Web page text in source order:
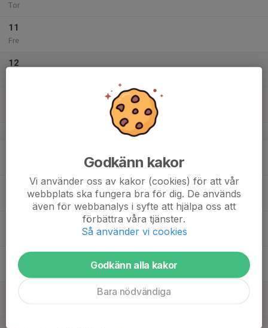
Tor
11
Fre
12
v.16
Gnesta & Flen Dojang
00:00
23:59
-= PÅSKLOV=-
Gnesta & Flen Dojang
-= PÅSKLOV=-
Gnesta & Flen Dojang
17
Tor Gnesta & Flen Dojang
-= PÅSKLOV=-
Godkänn kakor
Vi använder oss av kakor (cookies) för att vår
webbplats ska fungera bra för dig. De används
även för webbanalys i syfte att hjälpa oss att
förbättra våra tjänster.
Så använder vi cookies
Godkänn alla kakor
Bara nödvändiga